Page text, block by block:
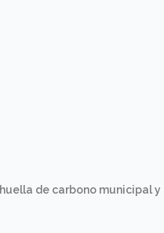
huella de carbono municipaly